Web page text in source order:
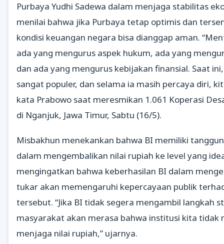
Purbaya Yudhi Sadewa dalam menjaga stabilitas
menilai bahwa jika Purbaya tetap optimis dan
kondisi keuangan negara bisa dianggap aman.
ada yang mengurus aspek hukum, ada yang
dan ada yang mengurus kebijakan finansial. Saat
sangat populer, dan selama ia masih percaya diri,
kata Prabowo saat meresmikan 1.061 Koperasi
di Nganjuk, Jawa Timur, Sabtu (16/5).
Misbakhun menekankan bahwa BI memiliki
dalam mengembalikan nilai rupiah ke level yang
mengingatkan bahwa keberhasilan BI dalam
tukar akan memengaruhi kepercayaan publik
tersebut. “Jika BI tidak segera mengambil langkah
masyarakat akan merasa bahwa institusi kita tidak
menjaga nilai rupiah,” ujarnya.